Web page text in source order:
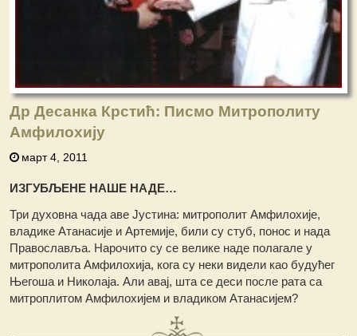
Др Десанка Крстић: Писмо Митрополиту
Амфилохију
март 4, 2011
ИЗГУБЉЕНЕ НАШЕ НАДЕ…
Три духовна чада аве Јустина: митрополит Амфилохије,
владике Атанасије и Артемије, били су стуб, понос и нада
Православља. Нарочито су се велике наде полагале у
митрополита Амфилохија, кога су неки видели као будућег
Његоша и Николаја. Али авај, шта се деси после рата са
митроплитом Амфилохијем и владиком Атанасијем?